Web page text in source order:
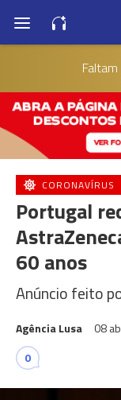
Faltam
CORONAVÍRUS
Portugal
60 anos
Anúncio feito
Agência Lusa 08
0